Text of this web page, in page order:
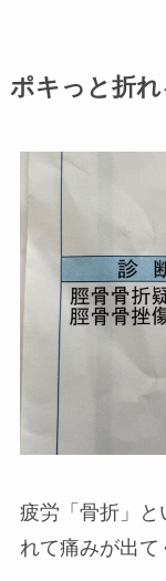
ポキっと折
疲労「骨折」
れて痛みが出て